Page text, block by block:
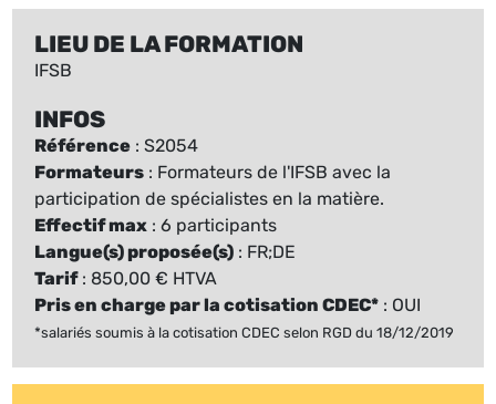
LIEU DE LA FORMATION
IFSB
INFOS
Référence : S2054
Formateurs : Formateurs de l'IFSB avec la
participation de spécialistes en la matière.
Effectif max : 6 participants
Langue(s) proposée(s) : FR;DE
Tarif: 850,00 € HTVA
Pris en charge par la cotisation CDEC* : OUI
*salariés soumis à la cotisation CDEC selon RGD du 18/12/2019